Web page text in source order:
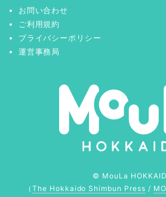
お問い合わせ
ご利用規約
プライバシーポリシー
運営事務局
© MouLa
（ The Hokkaido Shimbun Press /